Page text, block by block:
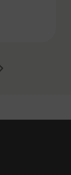
Nächstes